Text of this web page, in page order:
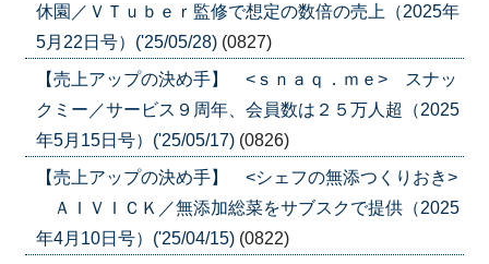
休園／ＶＴｕｂｅｒ監修で想定の数倍の売上（2025年
5月22日号）('25/05/28) (0827)
【売上アップの決め手】 <ｓｎａｑ．ｍｅ> スナッ
クミー／サービス９周年、会員数は２５万人超（2025
年5月15日号）('25/05/17) (0826)
【売上アップの決め手】 <シェフの無添つくりおき>
ＡＩＶＩＣＫ／無添加総菜をサブスクで提供（2025
年4月10日号）('25/04/15) (0822)